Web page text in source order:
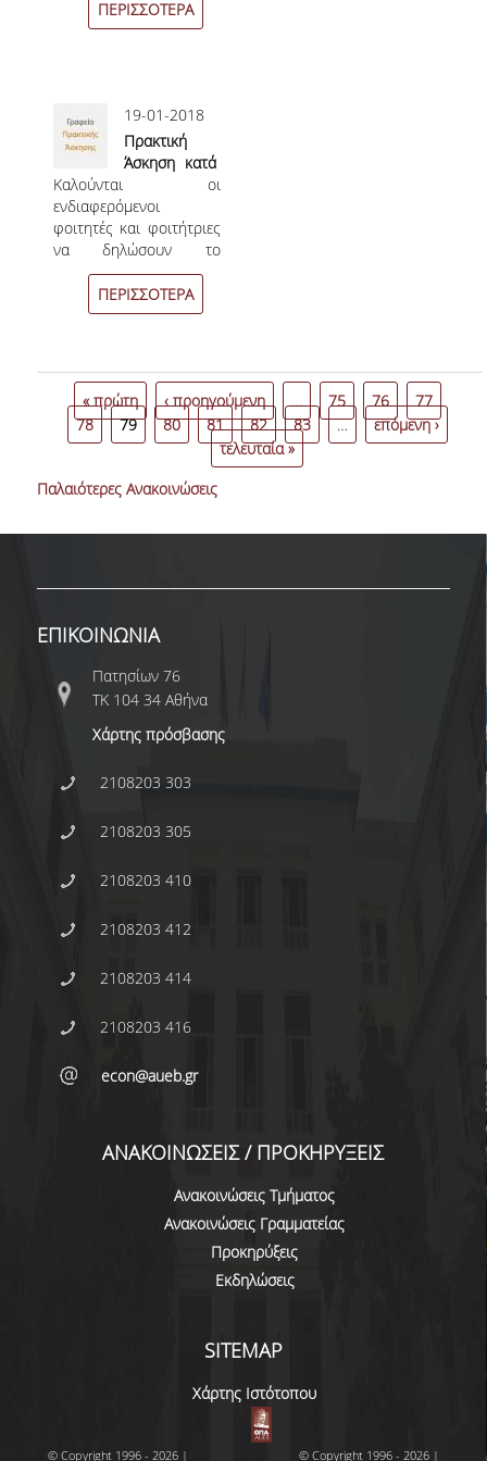
ΠΡΟΚΗΡΥΞΕΙΣ
ΥΠΟΤΡΟΦΙΕΣ ΚΑΙ ΒΡΑΒΕΙΑ
ΑΘΛΗΤΙΚΕΣ ΔΡΑΣΤΗΡΙΟΤΗΤΕΣ
ΠΟΛΙΤΙΣΤΙΚΕΣ ΔΡΑΣΤΗΡΙΟΤΗΤΕΣ
SED 2026
της Αγγλικής
Γλώσσας
19, 120 υποτροφίες σε
Έλληνες και Ελληίδες
ΠΕΡΙΣΣΟΤΕΡΑ
19-01-2018
Πρακτική
Άσκηση κατά
το Εαρινό
Εξάμηνο
Ακαδ. Έτους
2017-18
Καλούνται οι
ενδιαφερόμενοι
φοιτητές και φοιτήτριες
να δηλώσουν το
ενδιαφέρον τους για
Πρακτική Άσκηση κατά
τοεαρινό εξάμηνο
ΠΕΡΙΣΣΟΤΕΡΑ
« πρώτη ‹ προηγούμενη … 75 76
77
78
79 80 81 82 83 …
επόμενη ›
τελευταία »
Παλαιότερες Ανακοινώσεις
ΕΠΙΚΟΙΝΩΝΙΑ
Πατησίων 76
ΤΚ 104 34 Αθήνα
Χάρτης πρόσβασης
2108203 303
2108203 305
2108203 410
2108203 412
2108203 414
2108203 416
econ@aueb.gr
ΑΝΑΚΟΙΝΩΣΕΙΣ / ΠΡΟΚΗΡΥΞΕΙΣ
Ανακοινώσεις Τμήματος
Ανακοινώσεις Γραμματείας
Προκηρύξεις
Εκδηλώσεις
SITEMAP
Χάρτης Ιστότοπου
© Copyright 1996 - 2026 | © Copyright 1996 - 2026 |